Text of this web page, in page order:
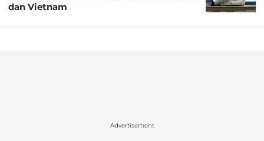
dan Vietnam
Advertisement